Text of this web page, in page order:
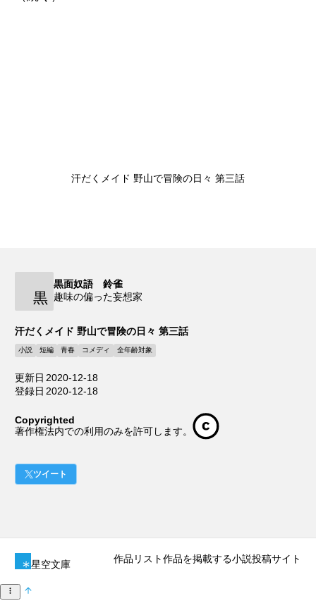
汗だくメイド 野山で冒険の日々 第三話
黒
黒面奴語 鈴雀
趣味の偏った妄想家
汗だくメイド 野山で冒険の日々 第三話
小説 短編 青春 コメディ 全年齢対象
更新日 2020-12-18
登録日 2020-12-18
Copyrighted
著作権法内での利用のみを許可します。
ツイート
星空文庫 作品リスト作品を掲載する小説投稿サイト